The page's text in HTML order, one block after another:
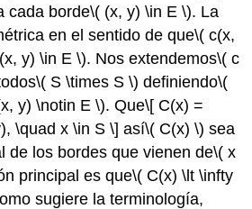
cada borde\( (x, y) \in E \). La
en el sentido de que\( c(x,
y) \in E \). Nos extendemos\( c
\( S \times S \) definiendo\(
y) \notin E \). Que\[ C(x) =
\quad x \in S \] así\( C(x) \) sea
de los bordes que vienen de\( x
principal es que\( C(x) \lt \infty
sugiere la terminología,